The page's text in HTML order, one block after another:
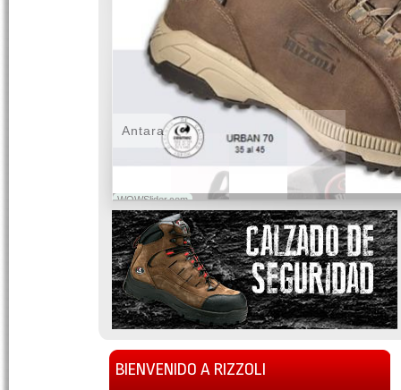
WOWSlider.com
Antara
BIENVENIDO A RIZZOLI